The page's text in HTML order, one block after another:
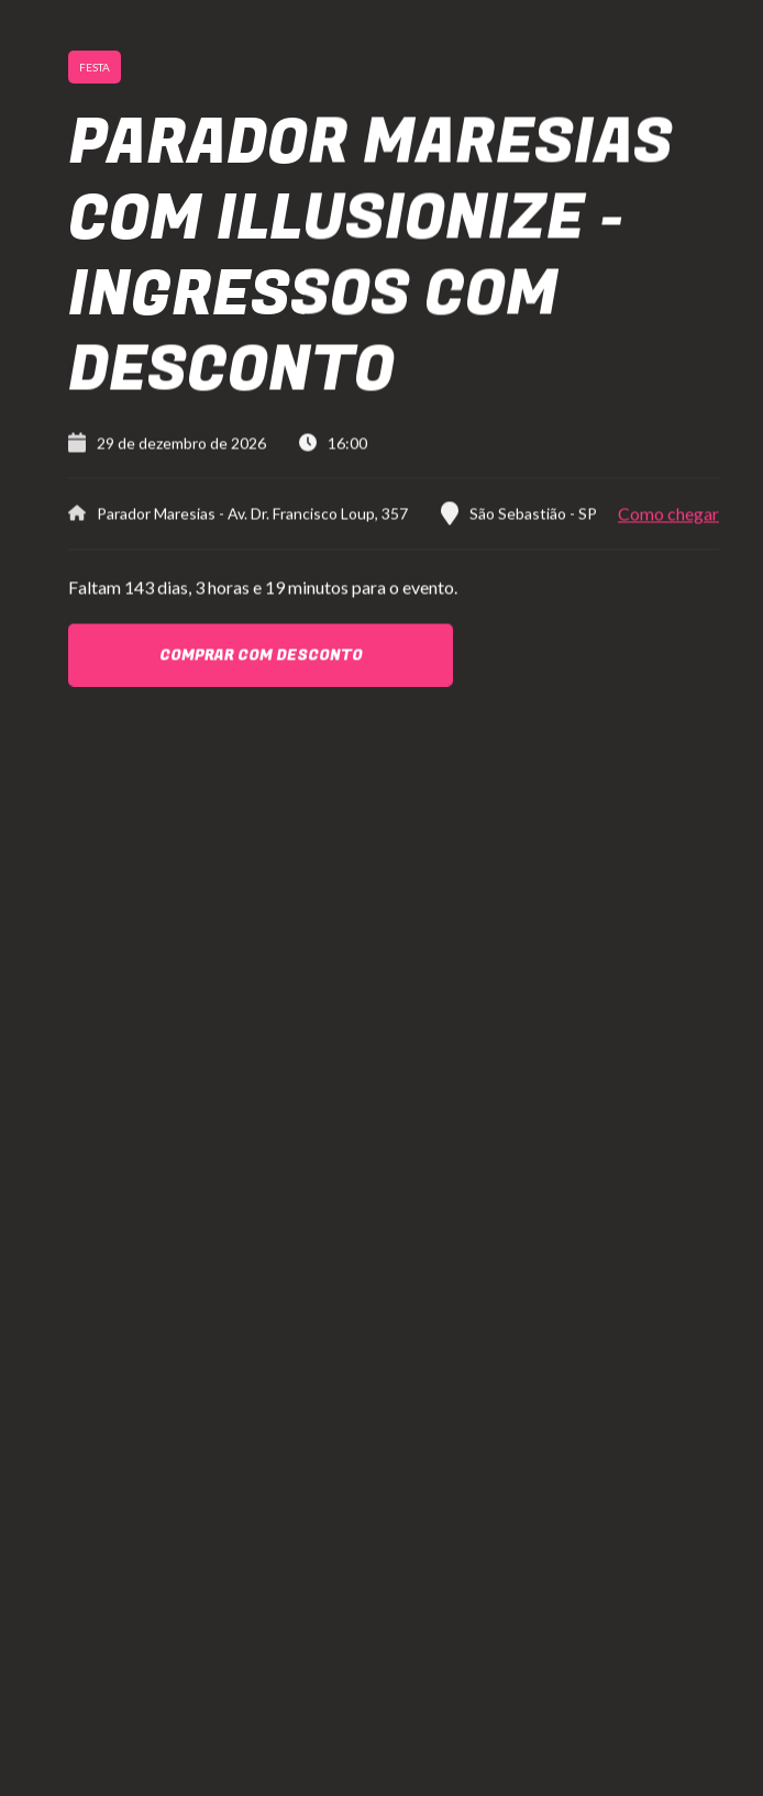
FESTA
PARADOR MARESIAS
COM ILLUSIONIZE -
INGRESSOS COM
DESCONTO
29 de dezembro de 2026 16:00
Parador Maresias - Av. Dr. Francisco Loup, 357 São Sebastião - SP Como chegar
Faltam 143 dias, 3 horas e 19 minutos para o evento.
COMPRAR COM DESCONTO